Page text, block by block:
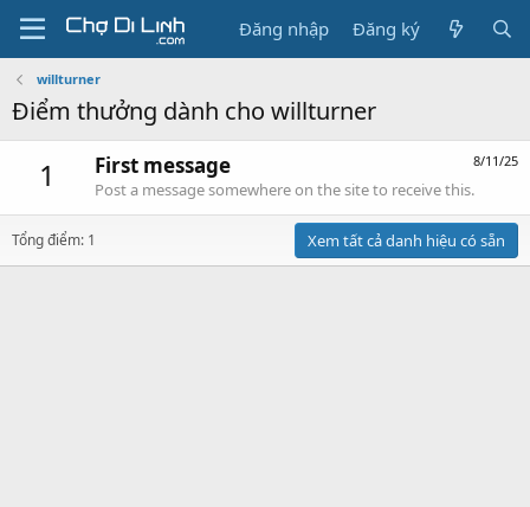
Đăng nhập Đăng ký
willturner
Điểm thưởng dành cho willturner
1 8/11/25
First message
Post a message somewhere on the site to receive this.
Tổng điểm: 1 Xem tất cả danh hiệu có sẵn